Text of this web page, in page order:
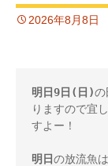
2026年8月8日
明日9日(日)の
りますので宜
すよー！
明日の放流魚